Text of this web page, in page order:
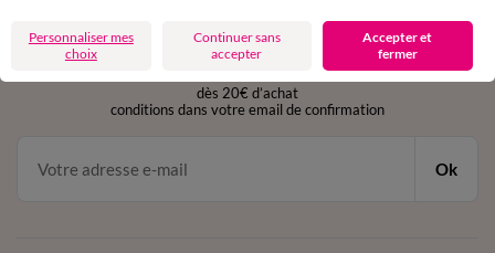
11€ Offerts
en vous inscrivant à la newsletter
dès 20€ d’achat
conditions dans votre email de confirmation
Ok
Personnaliser mes
choix
Continuer sans
accepter
Accepter et
fermer